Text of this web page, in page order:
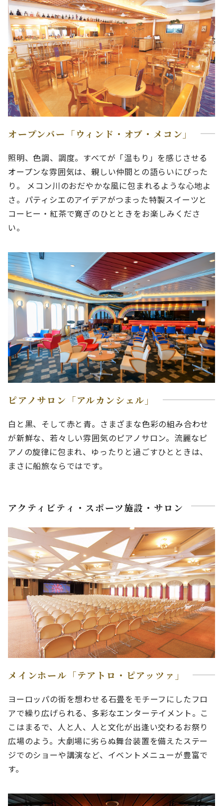
オープンバー「ウィンド・オブ・メコン」
照明、色調、調度。すべてが「温もり」を感じさせる
オープンな雰囲気は、親しい仲間との語らいにぴった
り。 メコン川のおだやかな風に包まれるような心地よ
さ。パティシエのアイデアがつまった特製スイーツと
コーヒー・紅茶で寛ぎのひとときをお楽しみくださ
い。
ピアノサロン「アルカンシェル」
白と黒、そして赤と青。さまざまな色彩の組み合わせ
が新鮮な、若々しい雰囲気のピアノサロン。流麗なピ
アノの旋律に包まれ、ゆったりと過ごすひとときは、
まさに船旅ならではです。
アクティビティ・スポーツ施設・サロン
メインホール「テアトロ・ピアッツァ」
ヨーロッパの街を想わせる石畳をモチーフにしたフロ
アで繰り広げられる、多彩なエンターテイメント。こ
こはまるで、人と人、人と文化が出逢い交わるお祭り
広場のよう。大劇場に劣らぬ舞台装置を備えたステー
ジでのショーや講演など、イベントメニューが豊富で
す。